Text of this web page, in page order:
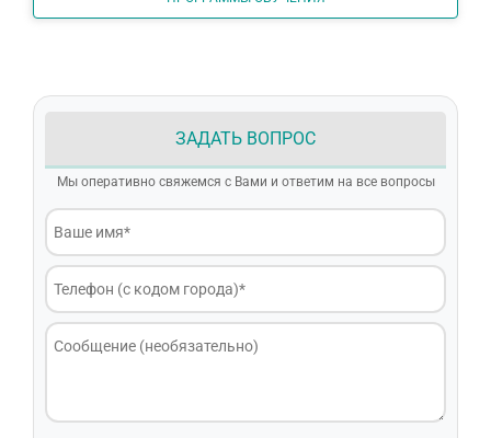
ЗАДАТЬ ВОПРОС
Мы оперативно свяжемся с Вами и ответим на все вопросы